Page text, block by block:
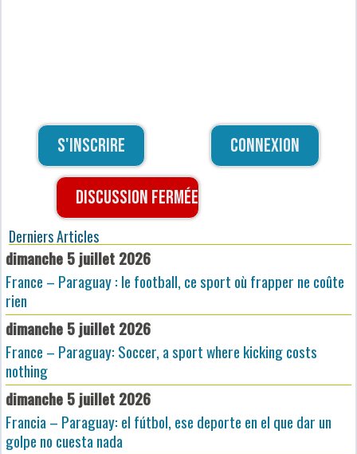
S'inscrire Connexion
Discussion fermée
Derniers Articles
dimanche 5 juillet 2026
France – Paraguay : le football, ce sport où frapper ne coûte
rien
dimanche 5 juillet 2026
France – Paraguay: Soccer, a sport where kicking costs
nothing
dimanche 5 juillet 2026
Francia – Paraguay: el fútbol, ese deporte en el que dar un
golpe no cuesta nada